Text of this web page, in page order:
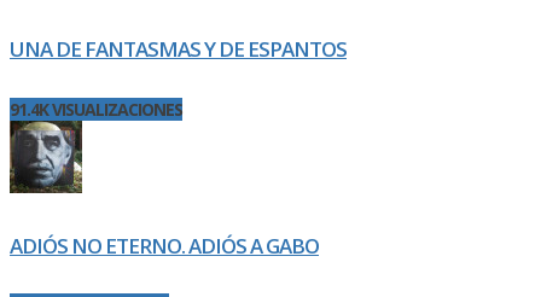
UNA DE FANTASMAS Y DE ESPANTOS
91.4K VISUALIZACIONES
ADIÓS NO ETERNO. ADIÓS A GABO